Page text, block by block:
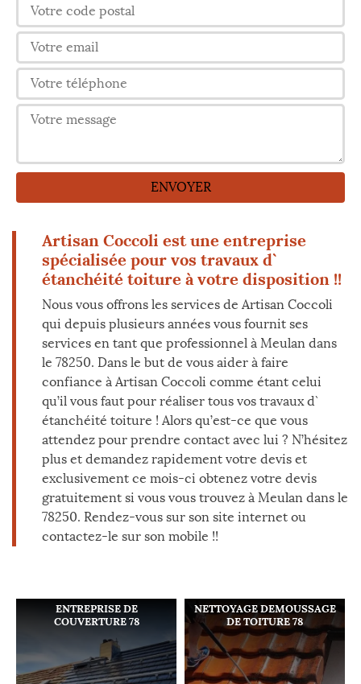
Artisan Coccoli est une entreprise
spécialisée pour vos travaux d`
étanchéité toiture à votre disposition !!
Nous vous offrons les services de Artisan Coccoli
qui depuis plusieurs années vous fournit ses
services en tant que professionnel à Meulan dans
le 78250. Dans le but de vous aider à faire
confiance à Artisan Coccoli comme étant celui
qu’il vous faut pour réaliser tous vos travaux d`
étanchéité toiture ! Alors qu’est-ce que vous
attendez pour prendre contact avec lui ? N’hésitez
plus et demandez rapidement votre devis et
exclusivement ce mois-ci obtenez votre devis
gratuitement si vous vous trouvez à Meulan dans le
78250. Rendez-vous sur son site internet ou
contactez-le sur son mobile !!
ENTREPRISE DE
COUVERTURE 78
NETTOYAGE DEMOUSSAGE
DE TOITURE 78